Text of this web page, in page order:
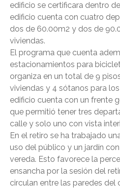
edificio se certificara dentro
edificio cuenta con cuatro
dos de 60.00m2 y dos de
viviendas.
El programa que cuenta
estacionamientos para
organiza en un total de 9
viviendas y 4 sótanos para
edificio cuenta con un frente
que permitió tener tres
calle y solo uno con vista
En el retiro se ha trabajado
uso del público y un jardín
vereda. Esto favorece la
ensancha por la sesión del
circulan entre las paredes del